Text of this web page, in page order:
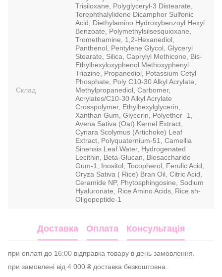
Склад
Trisiloxane, Polyglyceryl-3 Distearate,
Terephthalylidene Dicamphor Sulfonic
Acid, Diethylamino Hydroxybenzoyl Hexyl
Benzoate, Polymethylsilsesquioxane,
Tromethamine, 1,2-Hexanediol,
Panthenol, Pentylene Glycol, Glyceryl
Stearate, Silica, Caprylyl Methicone, Bis-
Ethylhexyloxyphenol Methoxyphenyl
Triazine, Propanediol, Potassium Cetyl
Phosphate, Poly C10-30 Alkyl Acrylate,
Methylpropanediol, Carbomer,
Acrylates/C10-30 Alkyl Acrylate
Crosspolymer, Ethylhexylglycerin,
Xanthan Gum, Glycerin, Polyether -1,
Avena Sativa (Oat) Kernel Extract,
Cynara Scolymus (Artichoke) Leaf
Extract, Polyquaternium-51, Camellia
Sinensis Leaf Water, Hydrogenated
Lecithin, Beta-Glucan, Biosaccharide
Gum-1, Inositol, Tocopherol, Ferulic Acid,
Oryza Sativa ( Rice) Bran Oil, Citric Acid,
Ceramide NP, Phytosphingosine, Sodium
Hyaluronate, Rice Amino Acids, Rice sh-
Oligopeptide-1
Доставка Оплата Консультація
при оплаті до 16:00 відправка товару в день замовлення.
при замовлені від 4 000 ₴ доставка безкоштовна.